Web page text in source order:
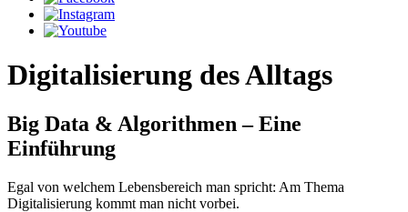
Digitalisierung des Alltags
Big Data & Algorithmen – Eine
Einführung
Egal von welchem Lebensbereich man spricht: Am Thema
Digitalisierung kommt man nicht vorbei.